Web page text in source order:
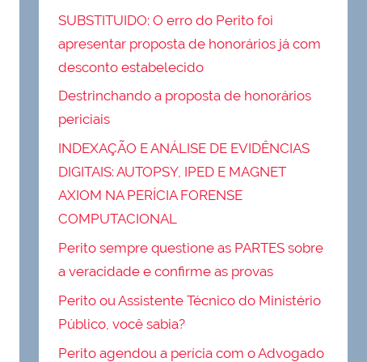
SUBSTITUIDO: O erro do Perito foi
apresentar proposta de honorários já com
desconto estabelecido
Destrinchando a proposta de honorários
periciais
INDEXAÇÃO E ANÁLISE DE EVIDÊNCIAS
DIGITAIS: AUTOPSY, IPED E MAGNET
AXIOM NA PERÍCIA FORENSE
COMPUTACIONAL
Perito sempre questione as PARTES sobre
a veracidade e confirme as provas
Perito ou Assistente Técnico do Ministério
Público, você sabia?
Perito agendou a perícia com o Advogado